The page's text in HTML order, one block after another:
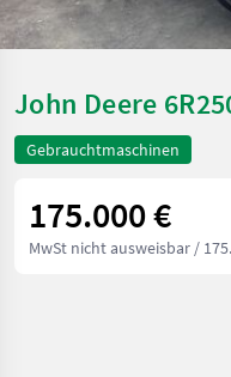
John Deere
Gebrauchtmaschinen
175.000 €
MwSt nicht ausweisbar /